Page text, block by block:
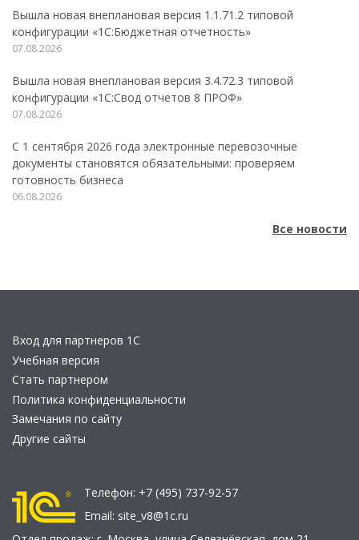
Вышла новая внеплановая версия 1.1.71.2 типовой
конфигурации «1C:Бюджетная отчетность»
07.08.2026
Вышла новая внеплановая версия 3.4.72.3 типовой
конфигурации «1C:Свод отчетов 8 ПРОФ»
07.08.2026
С 1 сентября 2026 года электронные перевозочные
документы становятся обязательными: проверяем
готовность бизнеса
06.08.2026
Все новости
Вход для партнеров 1С
Учебная версия
Стать партнером
Политика конфиденциальности
Замечания по сайту
Другие сайты
Телефон: +7 (495) 737-92-57
Email: site_v8@1c.ru